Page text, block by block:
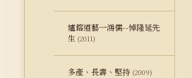
爐鎔道藝一鴻儒--悼隆延先
生 (2011)
多產、長壽、堅持 (2009)